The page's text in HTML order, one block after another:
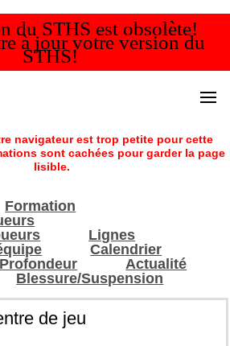
du STHS est obsolète!
à jour votre version du
STHS!
navigateur est trop petite pour cette
sont cachées pour garder la page
lisible.
Formation
Lignes
Calendrier
Profondeur
Actualité
Blessure/Suspension
de jeu